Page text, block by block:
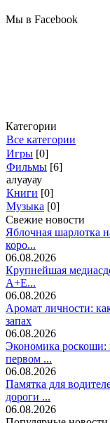
Мы в Facebook
Категории
Все категории
Игры [0]
Фильмы [6]
алуауау
Книги [0]
Музыка [0]
Свежие новости
Яблочная шарлотка
коро...
06.08.2026
Крупнейшая
A+E...
06.08.2026
Аромат личности:
запах
06.08.2026
Экономика роскоши:
первом ...
06.08.2026
Памятка для
дороги ...
06.08.2026